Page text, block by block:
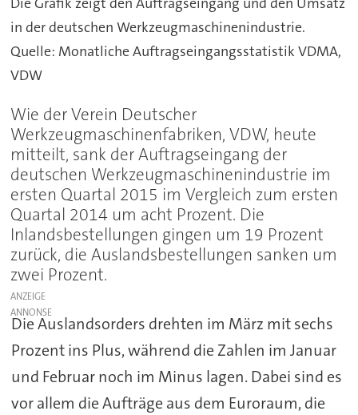
in der deutschen Werkzeugmaschinenindustrie.
Quelle: Monatliche Auftragseingangsstatistik VDMA,
VDW
Wie der Verein Deutscher
Werkzeugmaschinenfabriken, VDW, heute
mitteilt, sank der Auftragseingang der
deutschen Werkzeugmaschinenindustrie im
ersten Quartal 2015 im Vergleich zum ersten
Quartal 2014 um acht Prozent. Die
Inlandsbestellungen gingen um 19 Prozent
zurück, die Auslandsbestellungen sanken um
zwei Prozent.
ANZEIGE
Die Auslandsorders drehten im März mit sechs
Prozent ins Plus, während die Zahlen im Januar
und Februar noch im Minus lagen. Dabei sind es
vor allem die Aufträge aus dem Euroraum, die